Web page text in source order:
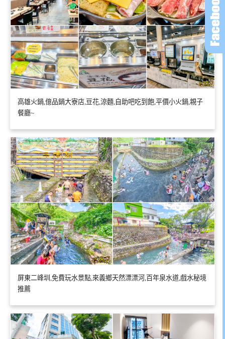
高雄火鍋,億品鍋大寮店,豆花,涼麵,自助吧吃到飽,平價小火鍋,親子
餐廳~
屏東二峰圳,免費玩水景點,來義鄉天然漂漂河,百年泉水道,戲水秘境
推薦